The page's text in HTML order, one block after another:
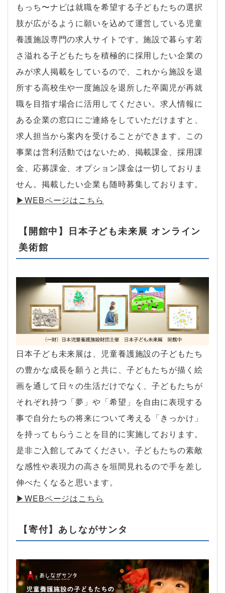
もっち〜ナビは就職を希望する子どもたちの選択
肢が広がるように願いを込めて運営している児童
養護施設専門の求人サイトです。施設で暮らす若
さ溢れる子どもたちを積極的に採用したい企業の
みが求人掲載をしているので、これから施設を退
所する高校生や一度施設を退所した卒園児が再就
職を目指す場合に活用してください。求人情報に
ある企業の窓口にご連絡をしていただけますと、
求人担当から案内を受けることができます。この
事業は営利活動ではないため、掲載課金、採用課
金、応募課金、オプション課金は一切しておりま
せん。掲載したい企業も随時募集しております。
▶︎WEBページはこちら
【開館中】日本子ども未来展 オンライン
美術館
日本子ども未来展は、児童養護施設の子どもたち
の豊かな成長を願うと共に、子どもたちが描く絵
画を通して日々の生活だけでなく、子どもたちが
それぞれ持つ「夢」や「希望」を自由に表現する
事で自分たちの将来について考える「きっかけ」
を持ってもらうことを目的に実施しております。
是非ご入館してみてください。子どもたちの素敵
な感性や表現力の高さを垣間見れるので手を差し
伸べたくなると思います。
▶︎WEBページはこちら
【寄付】あしながサンタ